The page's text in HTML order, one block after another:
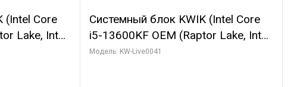
(Intel Core
Lake, Intel
ОЗУ/ MSI
Системный блок KWIK (Intel Core
i5-13600KF OEM (Raptor Lake, Intel
7, C14 8EC/6PC/ 16 ГБ ОЗУ (2
Модель: KW-Live0041